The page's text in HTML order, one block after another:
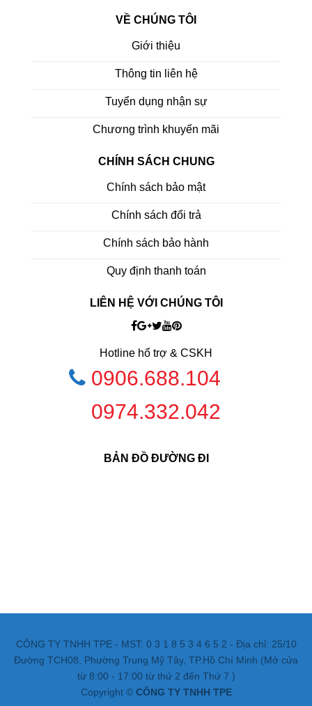
VỀ CHÚNG TÔI
Giới thiệu
Thông tin liên hệ
Tuyển dụng nhận sự
Chương trình khuyến mãi
CHÍNH SÁCH CHUNG
Chính sách bảo mật
Chính sách đổi trả
Chính sách bảo hành
Quy định thanh toán
LIÊN HỆ VỚI CHÚNG TÔI
Hotline hổ trợ & CSKH
0906.688.104
0974.332.042
BẢN ĐỒ ĐƯỜNG ĐI
CÔNG TY TNHH TPE - MST: 0 3 1 8 5 3 4 6 5 2 - Địa chỉ: 25/10
Đường TCH08, Phường Trung Mỹ Tây, TP.Hồ Chí Minh (Mở cửa
từ 8:00 - 17:00 từ thứ 2 đến Thứ 7 )
Copyright © CÔNG TY TNHH TPE